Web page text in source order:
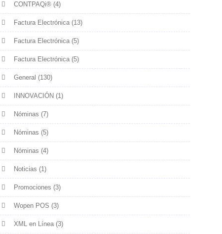
CONTPAQi® (4)
Factura Electrónica(13)
Factura Electrónica(5)
Factura Electrónica(5)
General (130)
INNOVACIÓN (1)
Nóminas (7)
Nóminas (5)
Nóminas (4)
Noticias (1)
Promociones (3)
Wopen POS (3)
XML en Línea(3)